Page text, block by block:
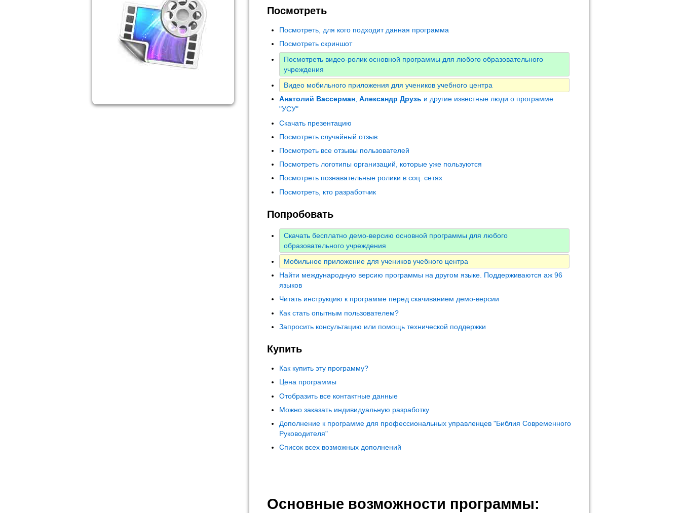
Посмотреть
Посмотреть, для кого подходит данная программа
Посмотреть скриншот
Посмотреть видео-ролик основной программы для любого образовательного
учреждения
Видео мобильного приложения для учеников учебного центра
Анатолий Вассерман, Александр Друзь и другие известные люди о программе
"УСУ"
Скачать презентацию
Посмотреть случайный отзыв
Посмотреть все отзывы пользователей
Посмотреть логотипы организаций, которые уже пользуются
Посмотреть познавательные ролики в соц. сетях
Посмотреть, кто разработчик
Попробовать
Скачать бесплатно демо-версию основной программы для любого
образовательного учреждения
Мобильное приложение для учеников учебного центра
Найти международную версию программы на другом языке. Поддерживаются аж 96
языков
Читать инструкцию к программе перед скачиванием демо-версии
Как стать опытным пользователем?
Запросить консультацию или помощь технической поддержки
Купить
Как купить эту программу?
Цена программы
Отобразить все контактные данные
Можно заказать индивидуальную разработку
Дополнение к программе для профессиональных управленцев "Библия Современного
Руководителя"
Список всех возможных дополнений
Основные возможности программы: